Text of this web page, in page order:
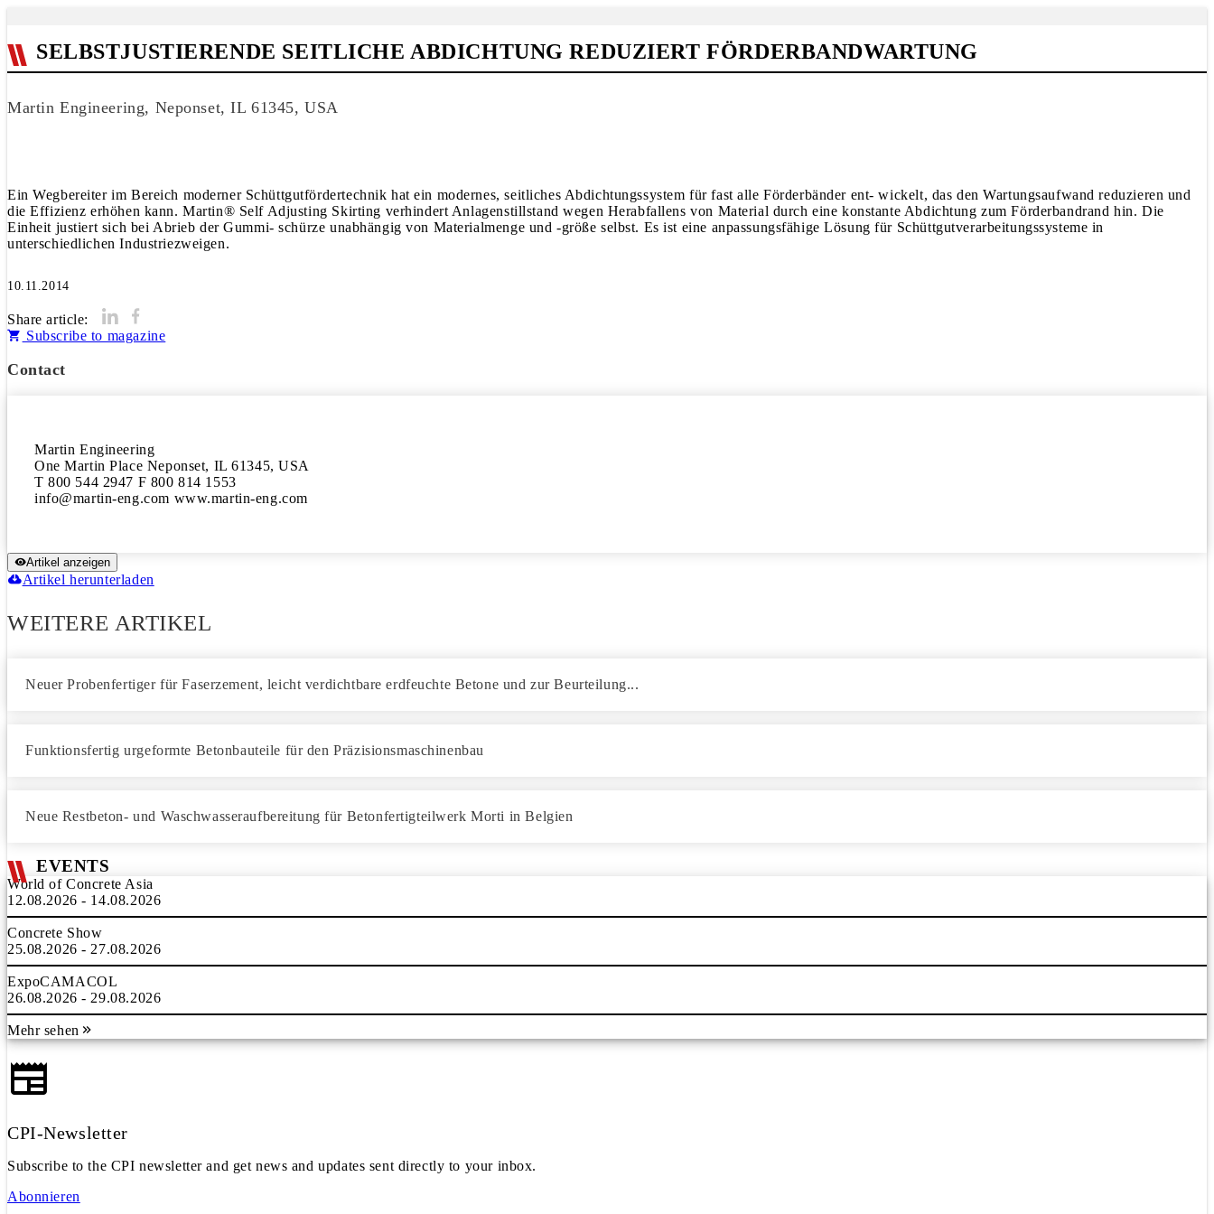
SELBSTJUSTIERENDE SEITLICHE ABDICHTUNG REDUZIERT FÖRDERBANDWARTUNG
Martin Engineering, Neponset, IL 61345, USA
Ein Wegbereiter im Bereich moderner Schüttgutfördertechnik hat ein modernes, seitliches Abdichtungssystem für fast alle Förderbänder ent- wickelt, das den Wartungsaufwand reduzieren und
die Effizienz erhöhen kann. Martin® Self Adjusting Skirting verhindert Anlagenstillstand wegen Herabfallens von Material durch eine konstante Abdichtung zum Förderbandrand hin. Die
Einheit justiert sich bei Abrieb der Gummi- schürze unabhängig von Materialmenge und -größe selbst. Es ist eine anpassungsfähige Lösung für Schüttgutverarbeitungssysteme in
10.11.2014
Share article:
Subscribe to magazine
Contact
Martin Engineering
One Martin Place Neponset, IL 61345, USA
T 800 544 2947 F 800 814 1553
Artikel anzeigen
Artikel herunterladen
WEITERE ARTIKEL
Neuer Probenfertiger für Faserzement, leicht verdichtbare erdfeuchte Betone und zur Beurteilung...
Funktionsfertig urgeformte Betonbauteile für den Präzisionsmaschinenbau
Neue Restbeton- und Waschwasseraufbereitung für Betonfertigteilwerk Morti in Belgien
EVENTS
World of Concrete Asia
12.08.2026 - 14.08.2026
Concrete Show
25.08.2026 - 27.08.2026
ExpoCAMACOL
26.08.2026 - 29.08.2026
Mehr sehen
CPI-Newsletter
Subscribe to the CPI newsletter and get news and updates sent directly to your inbox.
Abonnieren